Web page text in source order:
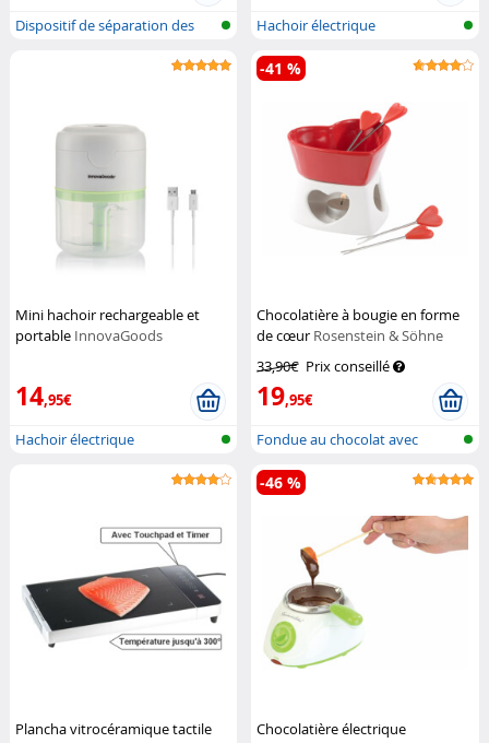
Dispositif de séparation des
Hachoir électrique
Mini hachoir rechargeable et
portable InnovaGoods
14,95€
Hachoir électrique
Chocolatière à bougie en forme
de cœur Rosenstein & Söhne
33,90€ Prix conseillé
19,95€
-41 %
Fondue au chocolat avec
bougie chau...
Plancha vitrocéramique tactile
Chocolatière électrique
-46 %